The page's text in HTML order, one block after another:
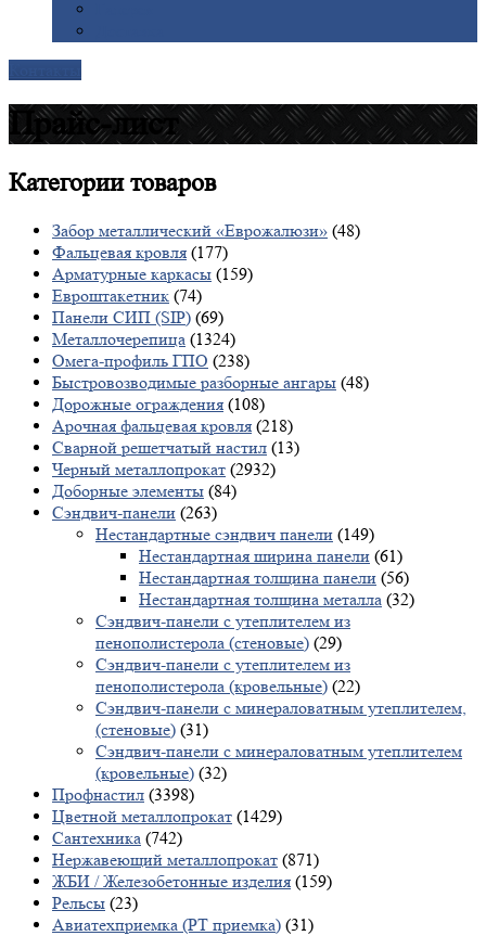
Прайс-лист
Категориитоваров
Забор металлический «Еврожалюзи» (48)
Фальцевая кровля (177)
Арматурные каркасы (159)
Евроштакетник (74)
Панели СИП (SIP) (69)
Металлочерепица (1324)
Омега-профиль ГПО (238)
Быстровозводимые разборные ангары (48)
Дорожные ограждения (108)
Арочная фальцевая кровля (218)
Сварной решетчатый настил (13)
Черный металлопрокат (2932)
Доборные элементы (84)
Сэндвич-панели (263)
Нестандартные сэндвич панели (149)
Нестандартная ширина панели (61)
Нестандартная толщина панели (56)
Нестандартная толщина металла (32)
Сэндвич-панели с утеплителем из
пенополистерола (стеновые) (29)
Сэндвич-панели с утеплителем из
пенополистерола (кровельные) (22)
Сэндвич-панели с минераловатным утеплителем,
(стеновые) (31)
Сэндвич-панели с минераловатным утеплителем
(кровельные) (32)
Профнастил (3398)
Цветной металлопрокат (1429)
Сантехника (742)
Нержавеющий металлопрокат (871)
ЖБИ / Железобетонные изделия (159)
Рельсы (23)
Авиатехприемка (РТ приемка) (31)